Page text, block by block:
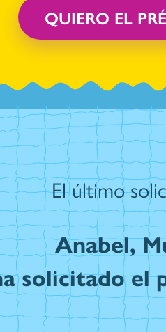
QUIERO EL
El último
Anabel,
solicitado el